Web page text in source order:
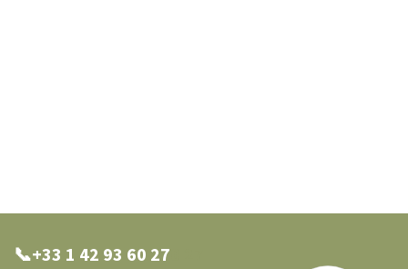
📞+33 1 42 93 60 27